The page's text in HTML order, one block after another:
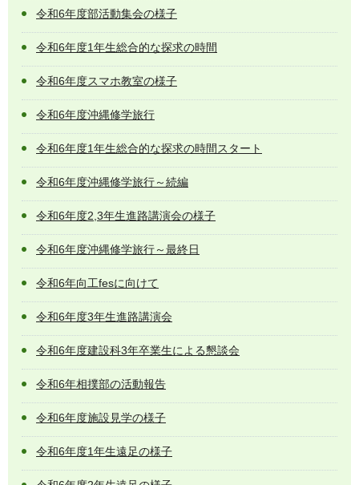
令和6年度部活動集会の様子
令和6年度1年生総合的な探求の時間
令和6年度スマホ教室の様子
令和6年度沖縄修学旅行
令和6年度1年生総合的な探求の時間スタート
令和6年度沖縄修学旅行～続編
令和6年度2,3年生進路講演会の様子
令和6年度沖縄修学旅行～最終日
令和6年向工fesに向けて
令和6年度3年生進路講演会
令和6年度建設科3年卒業生による懇談会
令和6年相撲部の活動報告
令和6年度施設見学の様子
令和6年度1年生遠足の様子